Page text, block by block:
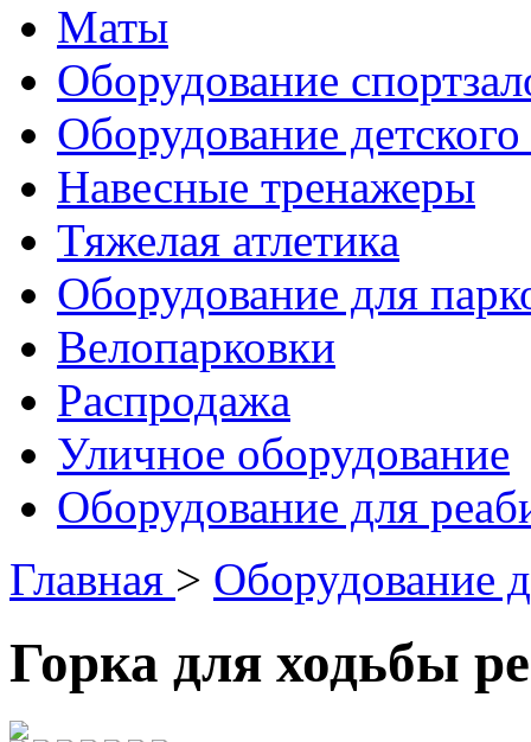
Маты
Оборудование
Оборудование детского
Навесные тренажеры
Тяжелая атлетика
Оборудование для
Велопарковки
Распродажа
Уличное оборудование
Оборудование для
Главная > Оборудование
Горка для ходьбы